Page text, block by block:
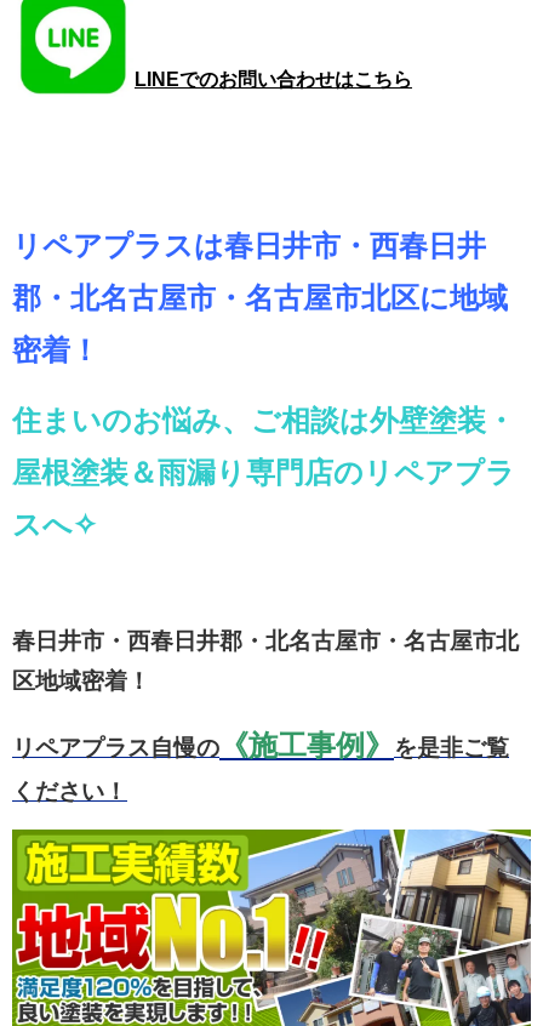
LINEでのお問い合わせはこちら
リペアプラスは春日井市・西春日井
郡・北名古屋市・名古屋市北区に地域
密着！
住まいのお悩み、ご相談は外壁塗装・
屋根塗装＆雨漏り専門店のリペアプラ
スへ✧
春日井市・西春日井郡・北名古屋市・名古屋市北
区地域密着！
リペアプラス自慢の 《施工事例》
を是非ご覧
ください！